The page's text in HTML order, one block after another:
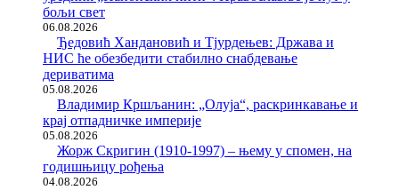
бољи свет
06.08.2026
Ђедовић Хандановић и Тјурдењев: Држава и
НИС ће обезбедити стабилно снабдевање
дериватима
05.08.2026
Владимир Кршљанин: „Олуја“, раскринкавање и
крај отпадничке империје
05.08.2026
Жорж Скригин (1910-1997) – њему у спомен, на
годишњицу рођења
04.08.2026